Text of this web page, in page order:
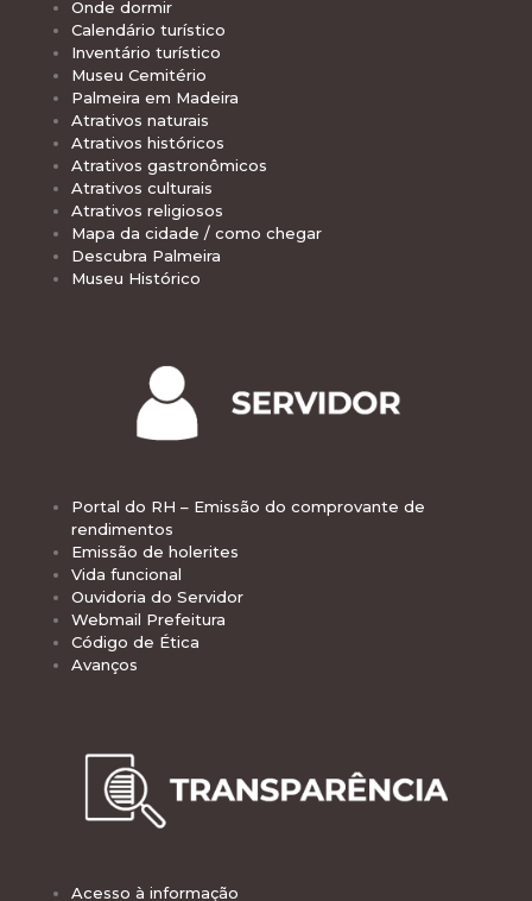
Onde dormir
Calendário turístico
Inventário turístico
Museu Cemitério
Palmeira em Madeira
Atrativos naturais
Atrativos históricos
Atrativos gastronômicos
Atrativos culturais
Atrativos religiosos
Mapa da cidade / como chegar
Descubra Palmeira
Museu Histórico
Portal do RH – Emissão do comprovante de
rendimentos
Emissão de holerites
Vida funcional
Ouvidoria do Servidor
Webmail Prefeitura
Código de Ética
Avanços
Acesso à informação